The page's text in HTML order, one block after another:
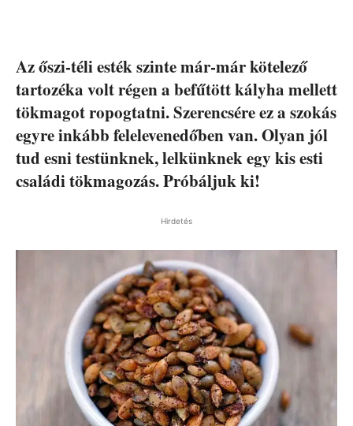
Az őszi-téli esték szinte már-már kötelező
tartozéka volt régen a befűtött kályha mellett
tökmagot ropogtatni. Szerencsére ez a szokás
egyre inkább felelevenedőben van. Olyan jól
tud esni testünknek, lelkünknek egy kis esti
családi tökmagozás. Próbáljuk ki!
Hirdetés